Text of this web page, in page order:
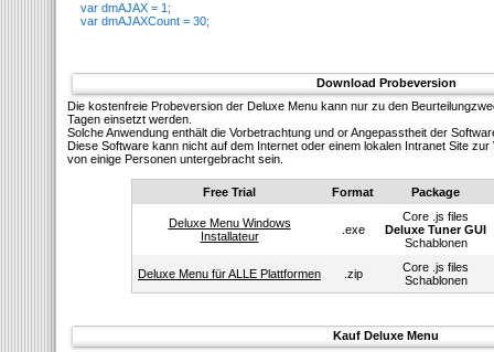
var dmAJAX = 1;
var dmAJAXCount = 30;
Download Probeversion
Die kostenfreie Probeversion der Deluxe Menu kann nur zu den
Tagen einsetzt werden.
Solсhe Anwendung enthält die Vorbetrachtung und or Angepasstheit der
Diese Software kann nicht auf dem Internet oder einem lokalen Intranet Site
von einige Personen untergebracht sein.
Free Trial Format Package
Deluxe Menu Windows
Installateur
.exe
Core .js files
Deluxe Tuner GUI
Schablonen
Deluxe Menu für ALLE Plattformen .zip
Core .js files
Schablonen
Kauf Deluxe Menu